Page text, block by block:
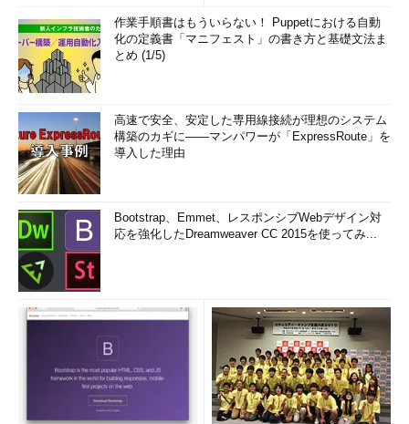
作業手順書はもういらない！ Puppetにおける自動
化の定義書「マニフェスト」の書き方と基礎文法ま
とめ (1/5)
高速で安全、安定した専用線接続が理想のシステム
構築のカギに――マンパワーが「ExpressRoute」を
導入した理由
Bootstrap、Emmet、レスポンシブWebデザイン対
応を強化したDreamweaver CC 2015を使ってみ...